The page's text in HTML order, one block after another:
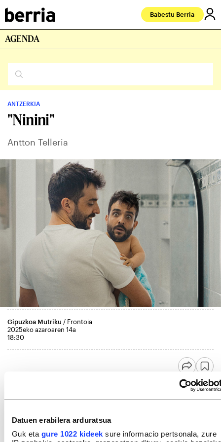
Datuen erabilera arduratsua
Guk eta gure 1022 kideek sure informacio pertsonala, zure
Babestu Berria
AGENDA
ANTZERKIA
"Ninini"
Antton Telleria
Gipuzkoa Mutriku / Frontoia
2025eko azaroaren 14a
18:30